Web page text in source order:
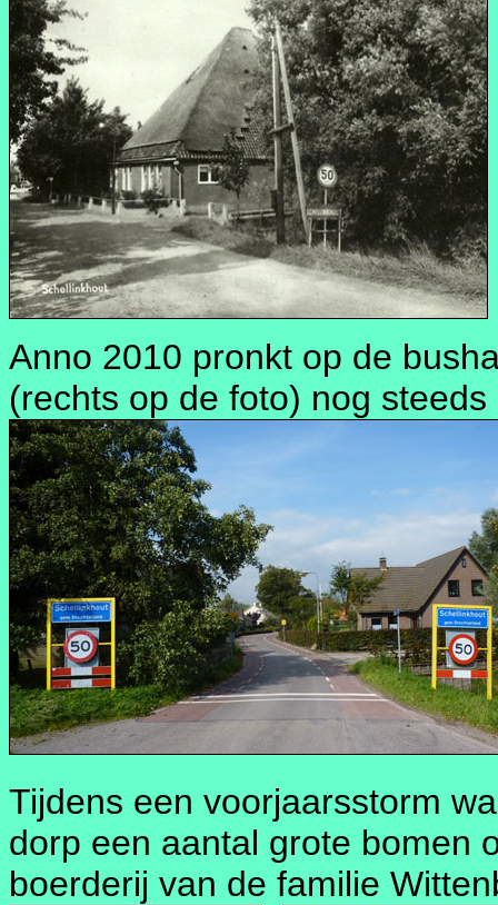
Anno 2010 pronkt op de
(rechts op de foto) nog
Tijdens een voorjaarsstorm
dorp een aantal grote bomen
boerderij van de familie